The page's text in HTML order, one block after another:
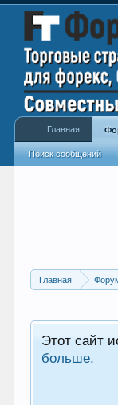
Главная
Этот сайт
больше.
Главная
Поиск сообщений